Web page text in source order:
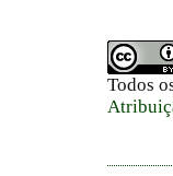
Todos